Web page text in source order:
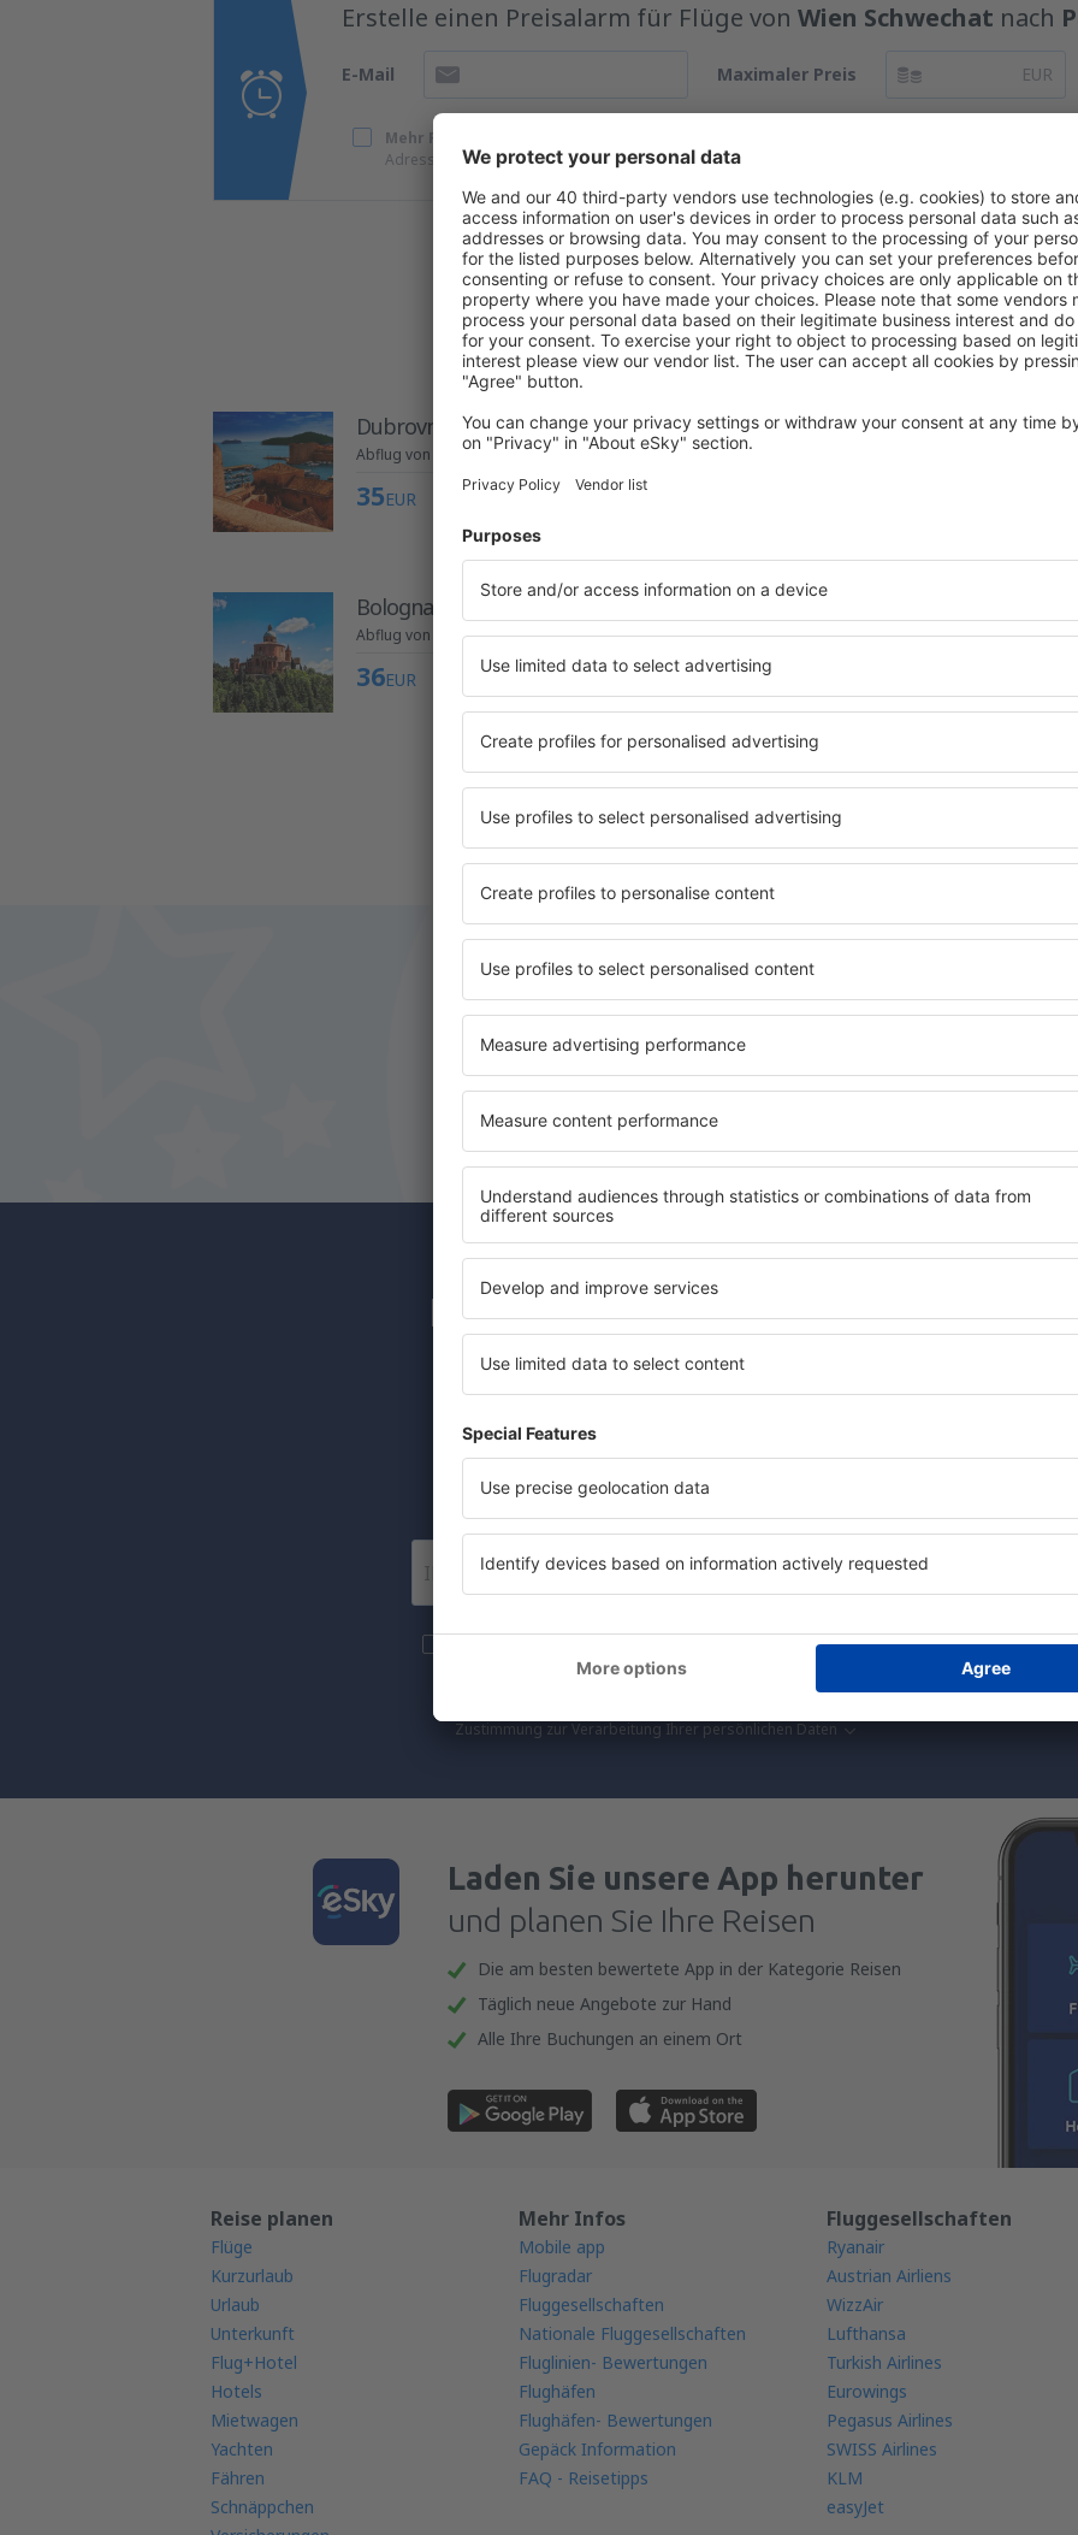
Erstelle einen Preisalarm für Flüge von Wien Schwechat nach
E-Mail Maximaler Preis EUR
Mehr Reisen zu super Preisen im Newsletter.
Ich stimme zu, Marketinginformationen von
Adresse zu erhalten.
Wir haben für Dich mehr Angebote
Dubrovnik
Abflug von Wien
35EUR
Bologna
Abflug von Wien
36EUR
Mailand
Banja Luka
Abflug von Wien
37
Zeige andere Angebote
Sparen Sie Zeit und Geld.
Buchen Sie Flug+Hotel
eSky.at!
Prüfen
Newsletter-Empfänger reisen
weniger Geld
Günstige Flüge, Städtereisen, Urlaub – sichern Sie sich
Reiseangebote vor anderen.
Wir senden Dir nur die besten Schnäppchen –
Ich stimme zu, Marketinginformationen
S.A an die von mir angegebene E-Mail-Adresse zu erhalten.
Zustimmung zur Verarbeitung Ihrer persönlichen Daten
Laden Sie unsere App herunter
und planen Sie Ihre Reisen
Die am besten bewertete App in der Kategorie Reisen
Täglich neue Angebote zur Hand
Alle Ihre Buchungen an einem Ort
Reise planen
Flüge
Kurzurlaub
Urlaub
Unterkunft
Flug+Hotel
Hotels
Mietwagen
Yachten
Fähren
Schnäppchen
Mehr Infos
Mobile app
Flugradar
Fluggesellschaften
Nationale Fluggesellschaften
Fluglinien- Bewertungen
Flughäfen
Flughäfen- Bewertungen
Gepäck Information
FAQ - Reisetipps
Fluggesellschaften
Ryanair
Austrian Airliens
WizzAir
Lufthansa
Turkish Airlines
Eurowings
Pegasus Airlines
SWISS Airlines
KLM
easyJet